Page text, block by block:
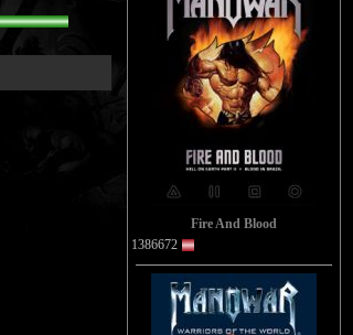
Fire And Blood
1386672